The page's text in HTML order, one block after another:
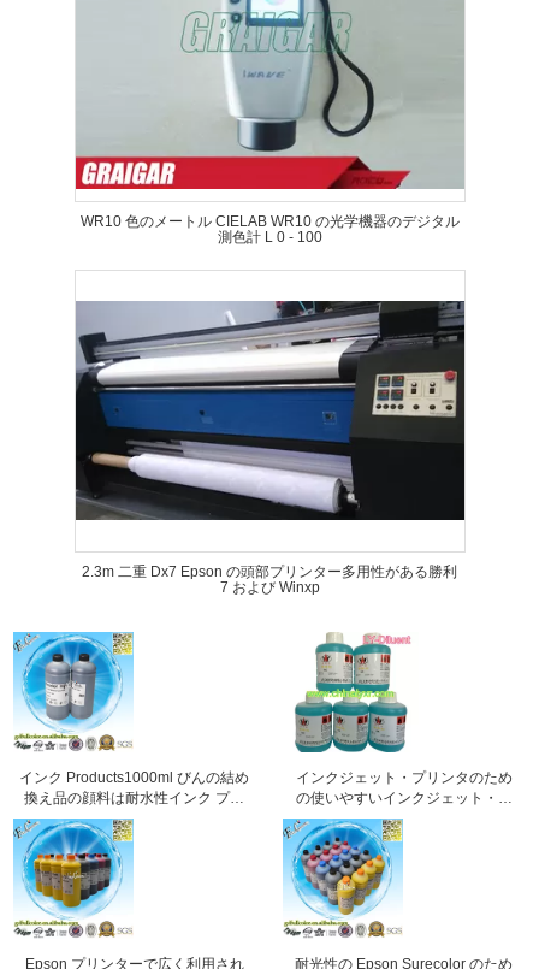
WR10 色のメートル CIELAB WR10 の光学機器のデジタル
測色計 L 0 - 100
2.3m 二重 Dx7 Epson の頭部プリンター多用性がある勝利
7 および Winxp
インク Products1000ml びんの結め
換え品の顔料は耐水性インク プリ
ンターを基づかせていました
インクジェット・プリンタのため
の使いやすいインクジェット・プ
リンタの日付のインク/インクジェ
ット・プリンタの希釈剤/専門イン
Epson プリンターで広く利用され
耐光性の Epson Surecolor のため